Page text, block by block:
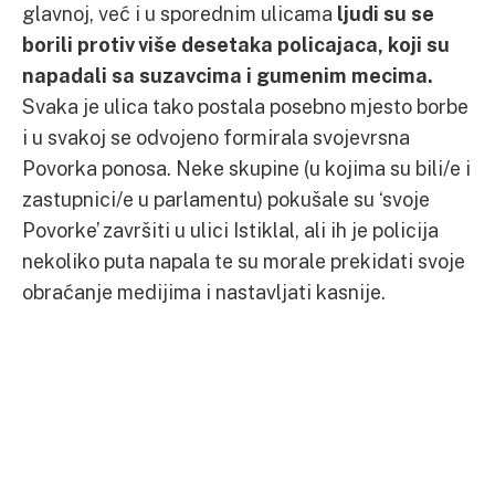
glavnoj, već i u sporednim ulicama ljudi su se
borili protiv više desetaka policajaca, koji su
napadali sa suzavcima i gumenim mecima.
Svaka je ulica tako postala posebno mjesto borbe
i u svakoj se odvojeno formirala svojevrsna
Povorka ponosa. Neke skupine (u kojima su bili/e i
zastupnici/e u parlamentu) pokušale su ‘svoje
Povorke’ završiti u ulici Istiklal, ali ih je policija
nekoliko puta napala te su morale prekidati svoje
obraćanje medijima i nastavljati kasnije.